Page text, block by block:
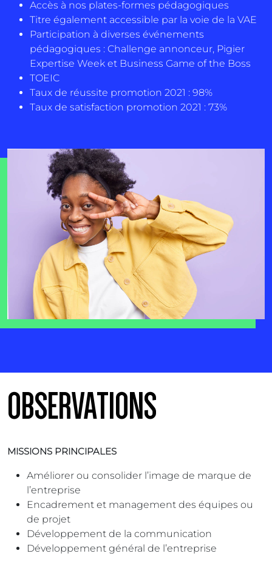
Accès à nos plates-formes pédagogiques
Titre également accessible par la voie de la VAE
Participation à diverses événements
pédagogiques : Challenge annonceur, Pigier
Expertise Week et Business Game of the Boss
TOEIC
Taux de réussite promotion 2021 : 98%
Taux de satisfaction promotion 2021 : 73%
OBSERVATIONS
MISSIONS PRINCIPALES
Améliorer ou consolider l’image de marque de
l’entreprise
Encadrement et management des équipes ou
de projet
Développement de la communication
Développement général de l’entreprise